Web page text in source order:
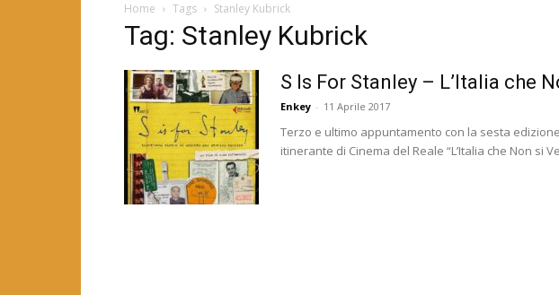
Home Tags Stanley Kubrick
Tag: Stanley Kubrick
S Is For Stanley – L’Italia che
Enkey - 11 Aprile 2017
Terzo e ultimo appuntamento con la sesta
itinerante di Cinema del Reale “L’Italia che Non si